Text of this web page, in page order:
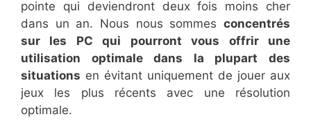
pointe qui deviendront deux fois moins cher
dans un an. Nous nous sommes concentrés
sur les PC qui pourront vous offrir une
utilisation optimale dans la plupart des
situations en évitant uniquement de jouer aux
jeux les plus récents avec une résolution
optimale.